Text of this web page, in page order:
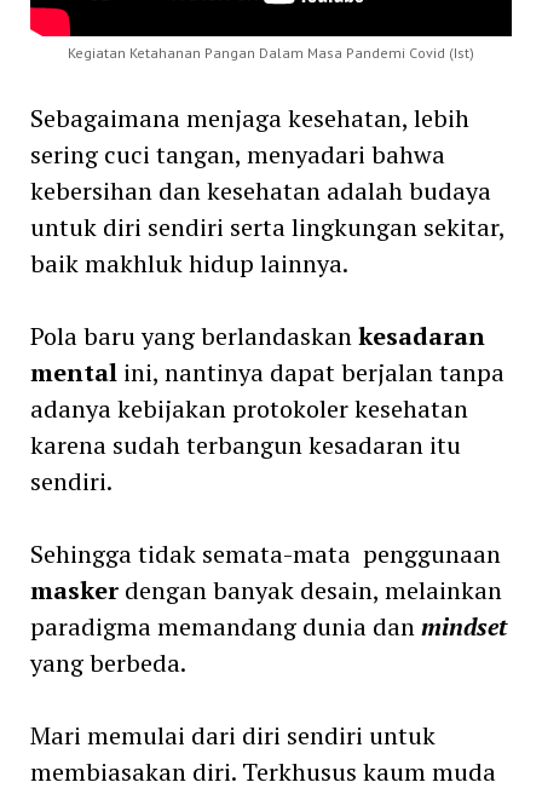
Kegiatan Ketahanan Pangan Dalam Masa Pandemi Covid (Ist)
Sebagaimana menjaga kesehatan, lebih
sering cuci tangan, menyadari bahwa
kebersihan dan kesehatan adalah budaya
untuk diri sendiri serta lingkungan sekitar,
baik makhluk hidup lainnya.
Pola baru yang berlandaskankesadaran
mentalini, nantinya dapat berjalan tanpa
adanya kebijakan protokoler kesehatan
karena sudah terbangun kesadaran itu
sendiri.
Sehingga tidak semata-mata penggunaan
masker dengan banyak desain, melainkan
paradigma memandang dunia danmindset
yang berbeda.
Mari memulai dari diri sendiri untuk
membiasakan diri. Terkhusus kaum muda